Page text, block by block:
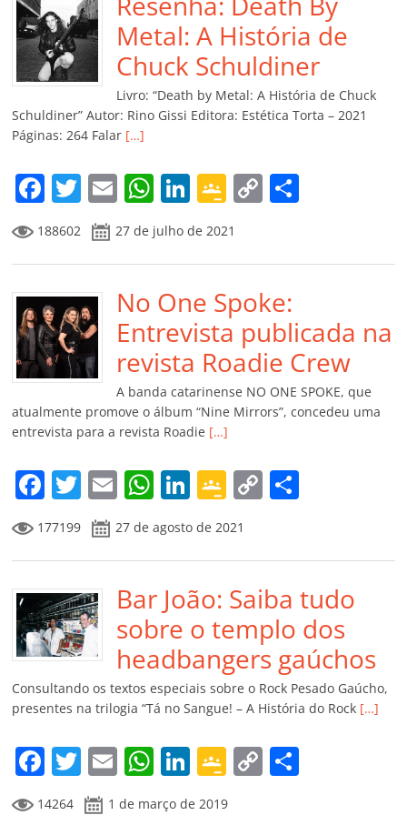
o
o
k
p
p
n Cl
a
ss
ro
m
n
k
til
h
ar
Metal: A História de
Chuck Schuldiner
Livro: “Death by Metal: A História de Chuck
Schuldiner” Autor: Rino Gissi Editora: Estética Torta – 2021
Páginas: 264 Falar […]
F
a
c
e
b
o
o
k
T
w
itt
er
E
m
ai
l
W
h
at
s
A
p
p
Li
n
k
e
dI
n
G
o
o
gl
e
Cl
a
ss
ro
o
m
C
y
Li
n
k
p
til
h
ar
188602 27 de julho de 2021
No One Spoke:
Entrevista publicada na
revista Roadie Crew
A banda catarinense NO ONE SPOKE, que
atualmente promove o álbum “Nine Mirrors”, concedeu uma
entrevista para a revista Roadie […]
F
a
c
e
b
o
o
k
T
w
itt
er
E
m
ai
l
W
at
s
A
p
p
Li
n
k
e
dI
n
G
o
o
gl
e
Cl
a
ss
ro
o
m
C
y
Li
n
k
p
ar
til
h
ar
177199 27 de agosto de 2021
Bar João: Saiba tudo
sobre o templo dos
headbangers gaúchos
Consultando os textos especiais sobre o Rock Pesado Gaúcho,
presentes na trilogia “Tá no Sangue! – A História do Rock […]
F
a
T
w
E
m
W Li
n
G
o
C
14264 1 de março de 2019